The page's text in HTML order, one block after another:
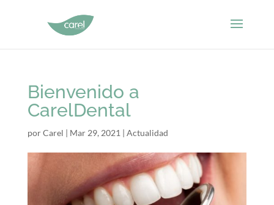
Bienvenido a
CarelDental
porCarel | Mar 29, 2021 | Actualidad